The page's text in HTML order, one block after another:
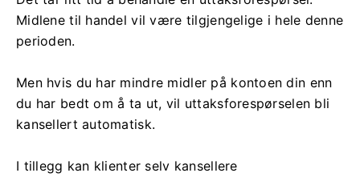
Midlene til handel vil være tilgjengelige i hele denne
perioden.
Men hvis du har mindre midler på kontoen din enn
du har bedt om å ta ut, vil uttaksforespørselen bli
kansellert automatisk.
I tillegg kan klienter selv kansellere